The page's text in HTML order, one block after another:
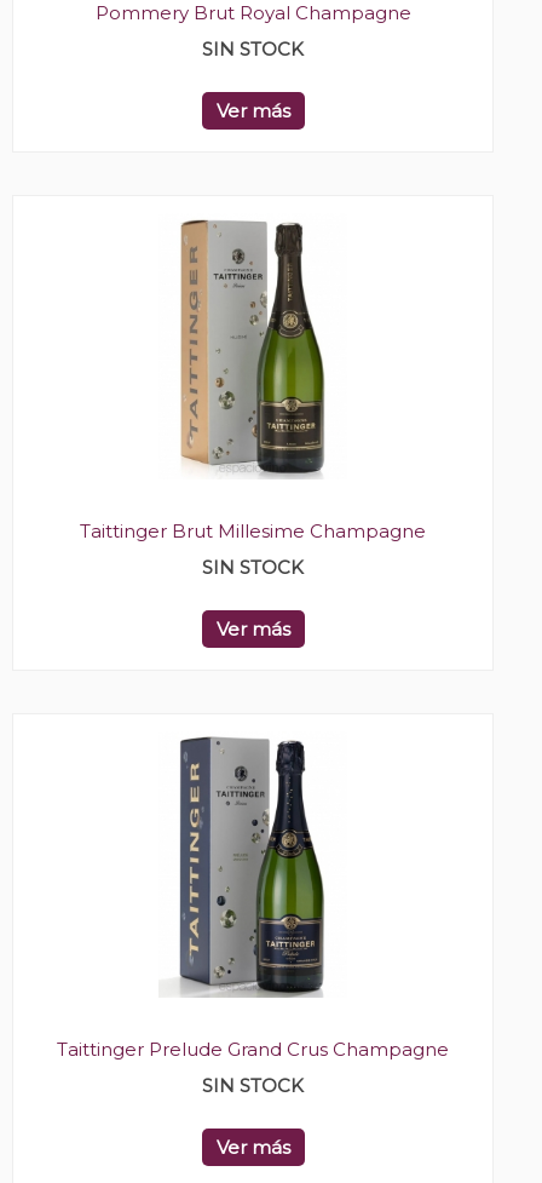
Pommery Brut Royal Champagne
SIN STOCK
Ver más
Taittinger Brut Millesime Champagne
SIN STOCK
Ver más
Taittinger Prelude Grand Crus Champagne
SIN STOCK
Ver más